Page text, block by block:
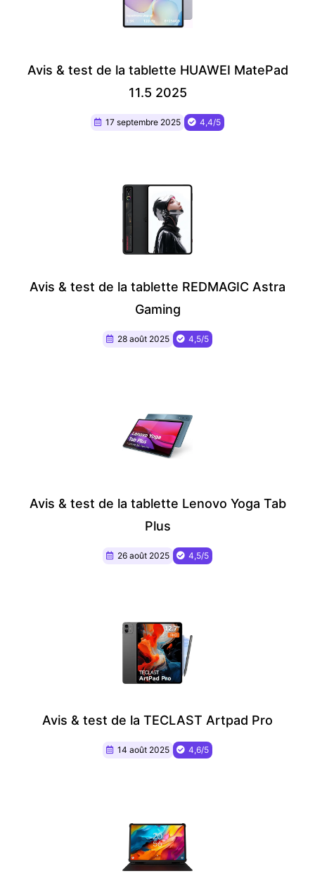
Avis & test de la tablette HUAWEI MatePad
11.5 2025
17 septembre 2025 4,4/5
Avis & test de la tablette REDMAGIC Astra
Gaming
28 août 2025 4,5/5
Avis & test de la tablette Lenovo Yoga Tab
Plus
26 août 2025 4,5/5
Avis & test de la TECLAST Artpad Pro
14 août 2025 4,6/5